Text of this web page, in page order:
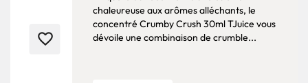
favorite_border
chaleureuse aux arômes alléchants, le
concentré Crumby Crush 30ml TJuice vous
dévoile une combinaison de crumble...